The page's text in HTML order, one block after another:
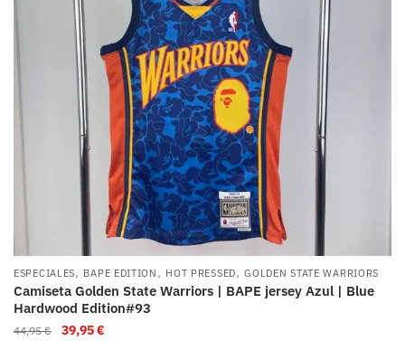
ESPECIALES, BAPE EDITION , HOT PRESSED,GOLDEN STATE WARRIORS
Camiseta Golden State Warriors | BAPE jersey Azul | Blue
Hardwood Edition#93
44,95€ 39,95€